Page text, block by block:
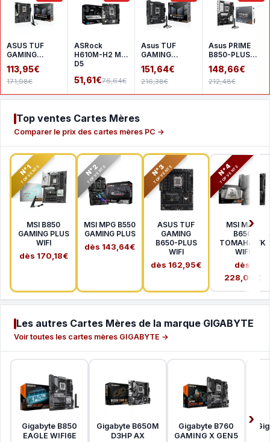
ASUS TUF
GAMING
A620AM-
PLUS WIFI
113,95€
171,98€
ASRock
H610M-H2 M.2
D5
51,61€76,64€
Asus TUF
GAMING
B850M-PLUS
WIFI
151,64€
216,38€
Asus PRIME
B850-PLUS
WIFI
148,66€
212,48€
Top ventes Cartes Mères
Comparer le prix des cartes mères PC →
N°1
TOP VENTE
MSI B850
GAMING PLUS
WIFI
dès 170,18€
N°2
TOP VENTE
MSI MPG B550
GAMING PLUS
dès 143,64€
N°3
TOP VENTE
ASUS TUF
GAMING
B650-PLUS
WIFI
dès 162,95€
N°4
TOP VENTE
MSI MAG
B650
TOMAHAWK
WIFI
dès
228,00€
Les autres Cartes Mères de la marque GIGABYTE
Voir toutes les cartes mères GIGABYTE →
Gigabyte B850
EAGLE WIFI6E
Gigabyte B650M
D3HP AX
Gigabyte B760
GAMING X GEN5